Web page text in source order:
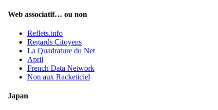
Web associatif… ou non
Reflets.info
Regards Citoyens
La Quadrature du Net
April
French Data Network
Non aux Racketiciel
Japan